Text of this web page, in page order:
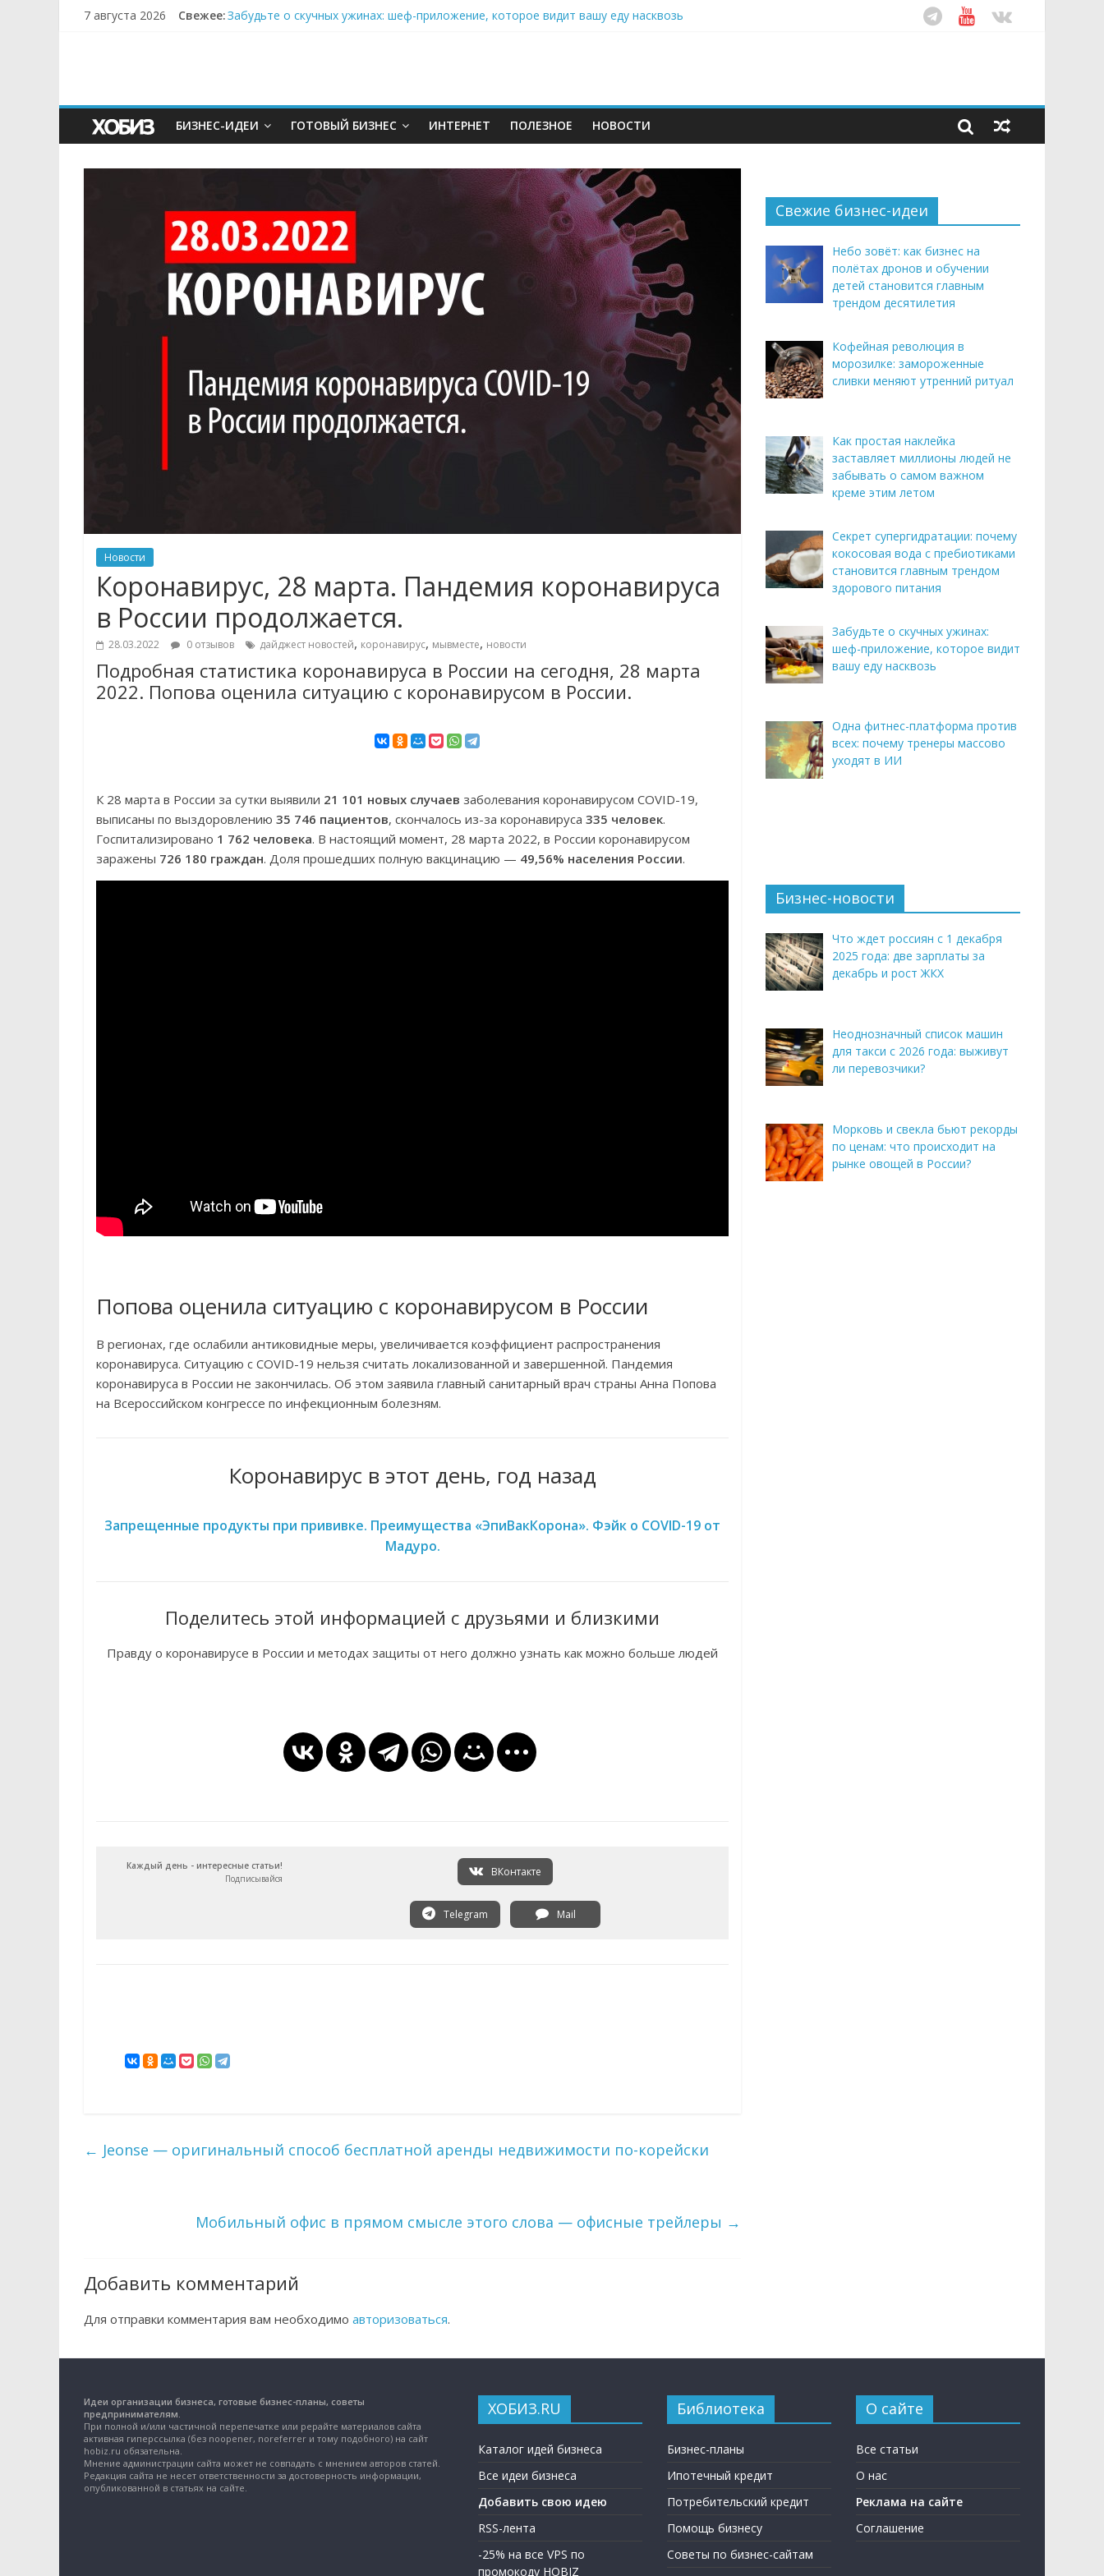
7 августа 2026 Свежее:Забудьте о скучных ужинах: шеф-приложение, которое видит вашу еду насквозь
БИЗНЕС-ИДЕИ ГОТОВЫЙ БИЗНЕС ИНТЕРНЕТ ПОЛЕЗНОЕ НОВОСТИ
Новости
Коронавирус, 28 марта. Пандемия коронавируса
в России продолжается.
28.03.2022 0 отзывов дайджест новостей, коронавирус, мывместе, новости
Подробная статистика коронавируса в России на сегодня, 28 марта
2022. Попова оценила ситуацию с коронавирусом в России.
К 28 марта в России за сутки выявили 21 101 новых случаев заболевания коронавирусом COVID-19,
выписаны по выздоровлению 35 746 пациентов, скончалось из-за коронавируса 335 человек.
Госпитализировано 1 762 человека. В настоящий момент, 28 марта 2022, в России коронавирусом
заражены 726 180 граждан. Доля прошедших полную вакцинацию — 49,56% населения России.
Попова оценила ситуацию с коронавирусом в России
В регионах, где ослабили антиковидные меры, увеличивается коэффициент распространения
коронавируса. Ситуацию с COVID-19 нельзя считать локализованной и завершенной. Пандемия
коронавируса в России не закончилась. Об этом заявила главный санитарный врач страны Анна Попова
на Всероссийском конгрессе по инфекционным болезням.
Коронавирус в этот день, год назад
Запрещенные продукты при прививке. Преимущества «ЭпиВакКорона». Фэйк о COVID-19 от
Мадуро.
Поделитесь этой информацией с друзьями и близкими
Правду о коронавирусе в России и методах защиты от него должно узнать как можно больше людей
Каждый день - интересные статьи!
Подписывайся
ВКонтакте
Telegram Mail
← Jeonse — оригинальный способ бесплатной аренды недвижимости по-корейски
Мобильный офис в прямом смысле этого слова — офисные трейлеры →
Добавить комментарий
Для отправки комментария вам необходимо авторизоваться.
Свежие бизнес-идеи
Небо зовёт: как бизнес на
полётах дронов и обучении
детей становится главным
трендом десятилетия
Кофейная революция в
морозилке: замороженные
сливки меняют утренний ритуал
Как простая наклейка
заставляет миллионы людей не
забывать о самом важном
креме этим летом
Секрет супергидратации: почему
кокосовая вода с пребиотиками
становится главным трендом
здорового питания
Забудьте о скучных ужинах:
шеф-приложение, которое видит
вашу еду насквозь
Одна фитнес-платформа против
всех: почему тренеры массово
уходят в ИИ
Бизнес-новости
Что ждет россиян с 1 декабря
2025 года: две зарплаты за
декабрь и рост ЖКХ
Неоднозначный список машин
для такси с 2026 года: выживут
ли перевозчики?
Морковь и свекла бьют рекорды
по ценам: что происходит на
рынке овощей в России?
Идеи организации бизнеса, готовые бизнес-планы, советы
предпринимателям.
При полной и/или частичной перепечатке или рерайте материалов сайта
активная гиперссылка (без noopener, noreferrer и тому подобного) на сайт
hobiz.ru обязательна.
Мнение администрации сайта может не совпадать с мнением авторов статей.
Редакция сайта не несет ответственности за достоверность информации,
опубликованной в статьях на сайте.
ХОБИЗ.RU
Каталог идей бизнеса
Все идеи бизнеса
Добавить свою идею
RSS-лента
-25% на все VPS по
промокоду HOBIZ
Библиотека
Бизнес-планы
Ипотечный кредит
Потребительский кредит
Помощь бизнесу
Советы по бизнес-сайтам
О сайте
Все статьи
О нас
Реклама на сайте
Соглашение